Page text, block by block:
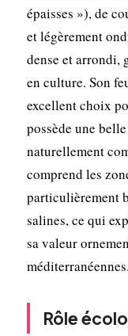
épaisses »), de
et légèrement
dense et arrondi,
en culture. Son
excellent choix
possède une
naturellement
comprend les
particulièrement
salines, ce qui
sa valeur
méditerranéennes.
Rôle